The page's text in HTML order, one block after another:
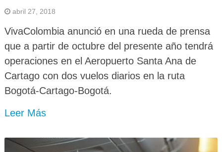
abril 27, 2018
VivaColombia anunció en una rueda de prensa
que a partir de octubre del presente año tendrá
operaciones en el Aeropuerto Santa Ana de
Cartago con dos vuelos diarios en la ruta
Bogotá-Cartago-Bogotá.
Leer Más